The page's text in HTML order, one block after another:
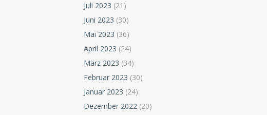
Juli 2023 (21)
Juni 2023 (30)
Mai 2023 (36)
April 2023 (24)
März 2023 (34)
Februar 2023 (30)
Januar 2023 (24)
Dezember 2022 (20)